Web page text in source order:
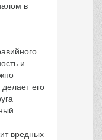
в
и
его
вредных